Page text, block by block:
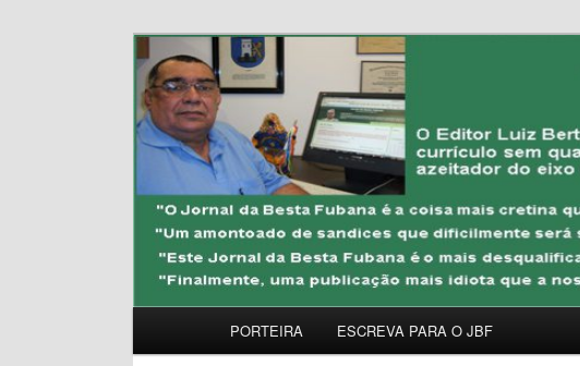
JORNAL DA BESTA FUBANA
Uma Gazeta Escrota
PORTEIRA ESCREVA PARA O JBF